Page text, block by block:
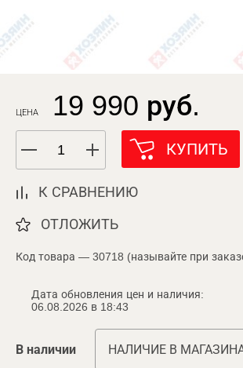
ЦЕНА 19 990 руб.
КУПИТЬ
К СРАВНЕНИЮ
ОТЛОЖИТЬ
Код товара — 30718 (называйте при
Дата обновления цен и наличия:
06.08.2026 в 18:43
В наличии НАЛИЧИЕ В